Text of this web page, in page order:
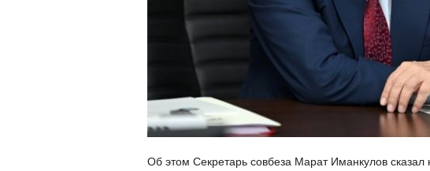
Об этом Секретарь совбеза Марат Иманкулов